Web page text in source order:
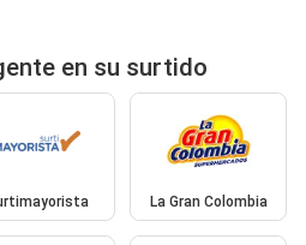
en su surtido
La Gran Colombia